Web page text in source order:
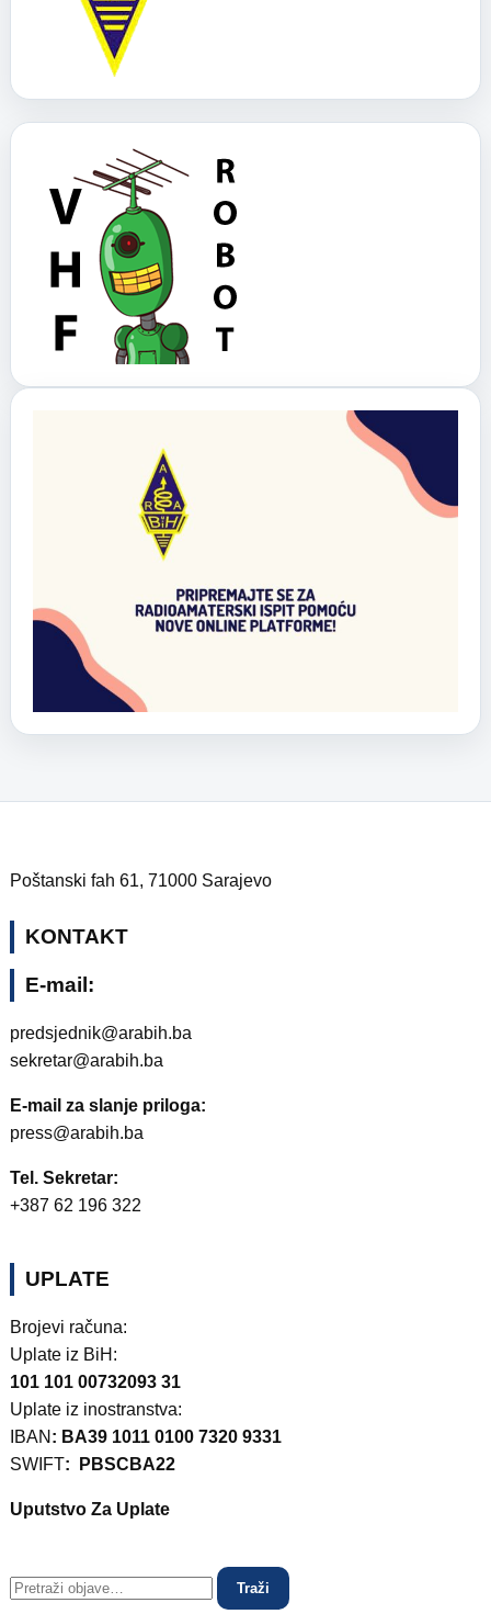
Poštanski fah 61, 71000 Sarajevo
KONTAKT
E-mail:
predsjednik@arabih.ba
sekretar@arabih.ba
E-mail za slanje priloga:
press@arabih.ba
Tel. Sekretar:
+387 62 196 322
UPLATE
Brojevi računa:
Uplate iz BiH:
101 101 00732093 31
Uplate iz inostranstva:
IBAN : BA39 1011 0100 7320 9331
SWIFT: PBSCBA22
Uputstvo Za Uplate
Traži